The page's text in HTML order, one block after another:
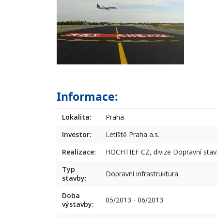
Informace:
Lokalita:
Praha
Investor:
Letiště Praha a.s.
Realizace:
HOCHTIEF CZ, divize Dopravní
Typ
stavby:
Dopravní infrastruktura
Doba
výstavby:
05/2013 - 06/2013